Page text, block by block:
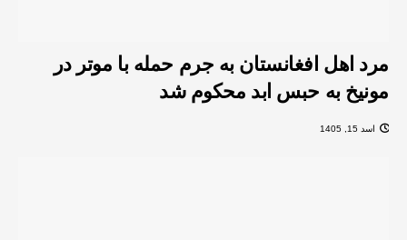
مرد اهل افغانستان به جرم حمله‌ با موتر در
مونیخ به حبس ابد محکوم شد
اسد 15, 1405